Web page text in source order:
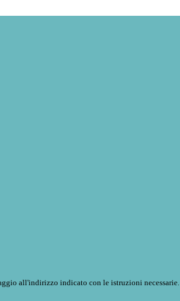
all'indirizzo indicato con le istruzioni necessarie.